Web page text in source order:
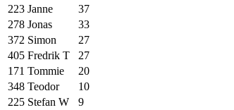
223 Janne
37
278 Jonas
33
372 Simon
27
405 Fredrik T
27
171 Tommie
20
348 Teodor
10
225 Stefan W
9